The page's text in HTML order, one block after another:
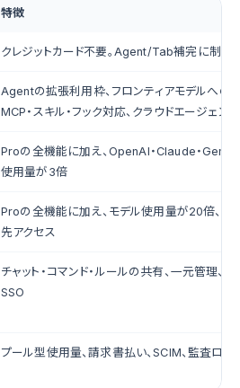
特徴
クレジットカード不要。Agent/Tab補完に制限
Agentの拡張利用枠、フロンティアモデルへのア
MCP・スキル・フック対応、クラウドエージェント
Proの全機能に加え、OpenAI・Claude・
使用量が3倍
Proの全機能に加え、モデル使用量が20倍、新
先アクセス
チャット・コマンド・ルールの共有、一元管理、
SSO
プール型使用量、請求書払い、SCIM、監査ログ